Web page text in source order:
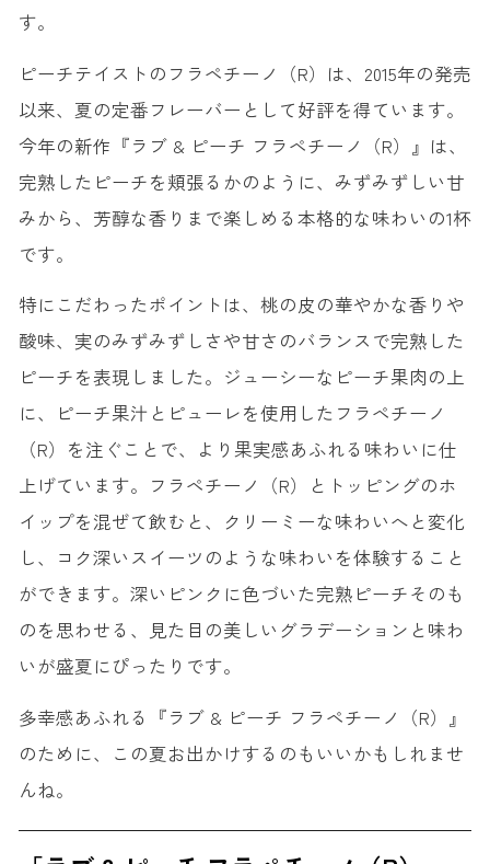
す。
ピーチテイストのフラペチーノ（R）は、2015年の発売
以来、夏の定番フレーバーとして好評を得ています。
今年の新作『ラブ & ピーチ フラペチーノ（R）』は、
完熟したピーチを頬張るかのように、みずみずしい甘
みから、芳醇な香りまで楽しめる本格的な味わいの1杯
です。
特にこだわったポイントは、桃の皮の華やかな香りや
酸味、実のみずみずしさや甘さのバランスで完熟した
ピーチを表現しました。ジューシーなピーチ果肉の上
に、ピーチ果汁とピューレを使用したフラペチーノ
（R）を注ぐことで、より果実感あふれる味わいに仕
上げています。フラペチーノ（R）とトッピングのホ
イップを混ぜて飲むと、クリーミーな味わいへと変化
し、コク深いスイーツのような味わいを体験すること
ができます。深いピンクに色づいた完熟ピーチそのも
のを思わせる、見た目の美しいグラデーションと味わ
いが盛夏にぴったりです。
多幸感あふれる『ラブ & ピーチ フラペチーノ（R）』
のために、この夏お出かけするのもいいかもしれませ
んね。